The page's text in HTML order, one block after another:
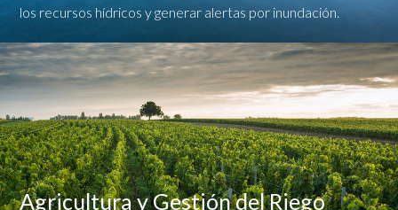
los recursos hídricos y generar alertas por inundación.
Agricultura y Gestión del Riego